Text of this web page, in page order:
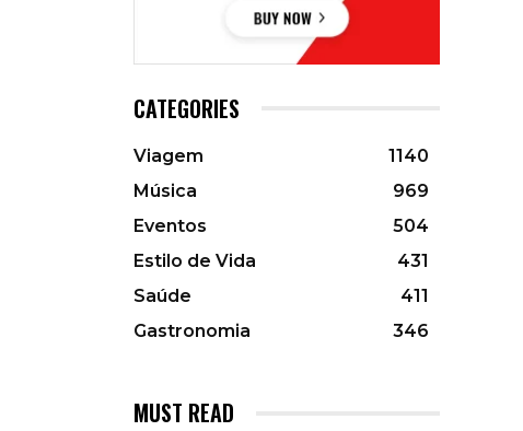
CATEGORIES
Viagem
1140
Música
969
Eventos
504
Estilo de Vida
431
Saúde
411
Gastronomia
346
MUST READ